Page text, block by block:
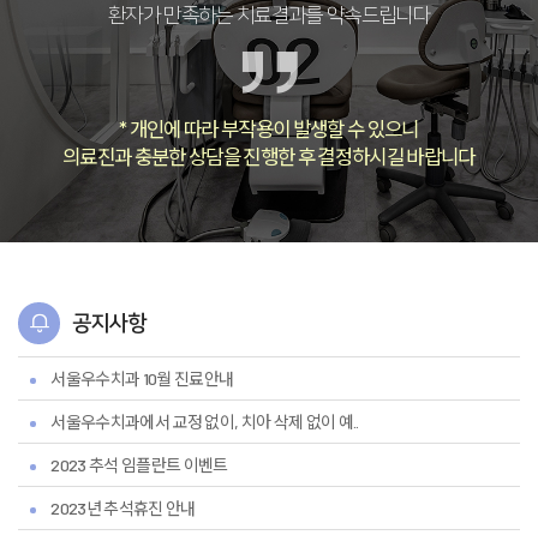
환자가 만족하는 치료결과를 약속드립니다
* 개인에 따라 부작용이 발생할 수 있으니
의료진과 충분한 상담을 진행한 후 결정하시길 바랍니다
공지사항
서울우수치과 10월 진료안내
서울우수치과에서 교정 없이, 치아 삭제 없이 예..
2023 추석 임플란트 이벤트
2023년 추석휴진 안내